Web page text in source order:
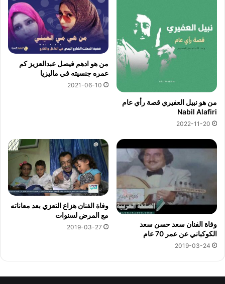
من هو نبيل العفيري قصة رأي عام
Nabil Alafiri
2022-11-20
من هو ادهم فيصل عبدالعزيز كم
عمره جنسيته في ماليزيا
2021-06-10
وفاة الفنان سعد حسن سعد
الكوكباني عن عمر 70 عام
2019-03-24
وفاة الفنان هزاع التعزي بعد معاناته
مع المرض لسنوات
2019-03-27